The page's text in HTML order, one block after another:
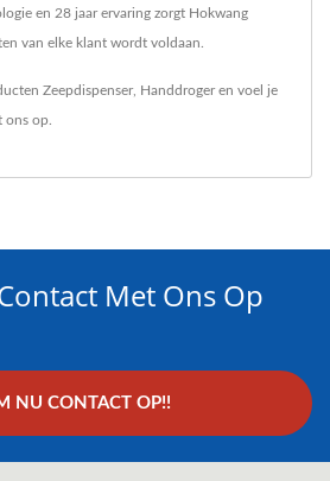
en 28 jaar ervaring zorgt Hokwang
van elke klant wordt voldaan.
Zeepdispenser, Handdrogeren voel je
ons op
Met Ons Op
NU CONTACT OP!!